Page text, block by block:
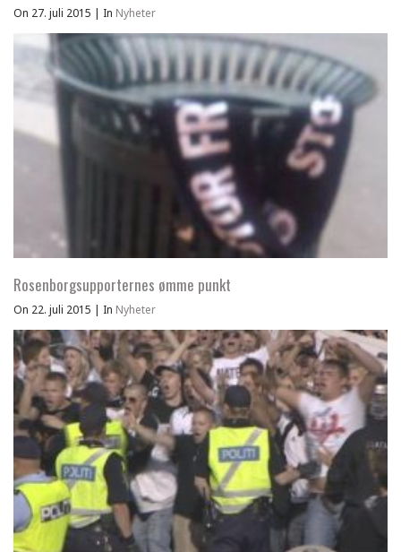
On 27. juli 2015 | In Nyheter
Rosenborgsupporternes ømme punkt
On 22. juli 2015 | In Nyheter